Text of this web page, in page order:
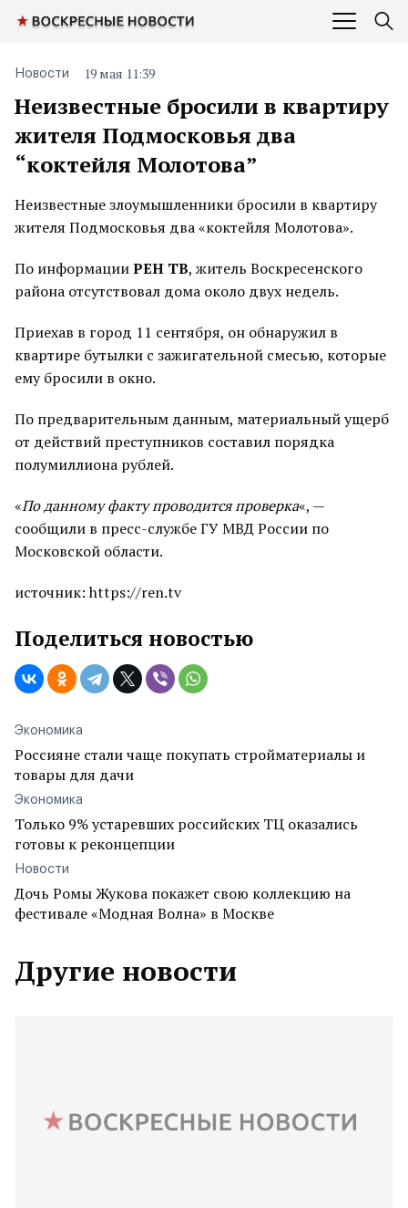
Неизвестные бросили в квартиру
жителя Подмосковья два
“коктейля Молотова”
Новости 19 мая 11:39
Неизвестные злоумышленники бросили в квартиру
жителя Подмосковья два «коктейля Молотова».
По информацииРЕН ТВ, житель Воскресенского
района отсутствовал дома около двух недель.
Приехав в город 11 сентября, он обнаружил в
квартире бутылки с зажигательной смесью, которые
ему бросили в окно.
По предварительным данным, материальный ущерб
от действий преступников составил порядка
полумиллиона рублей.
«По данному факту проводится проверка«, —
сообщили в пресс-службе ГУ МВД России по
Московской области.
источник: https://ren.tv
Поделиться новостью
Экономика
Россияне стали чаще покупать стройматериалы и
товары для дачи
Экономика
Только 9% устаревших российских ТЦ оказались
готовы к реконцепции
Новости
Дочь Ромы Жукова покажет свою коллекцию на
фестивале «Модная Волна» в Москве
Другие новости